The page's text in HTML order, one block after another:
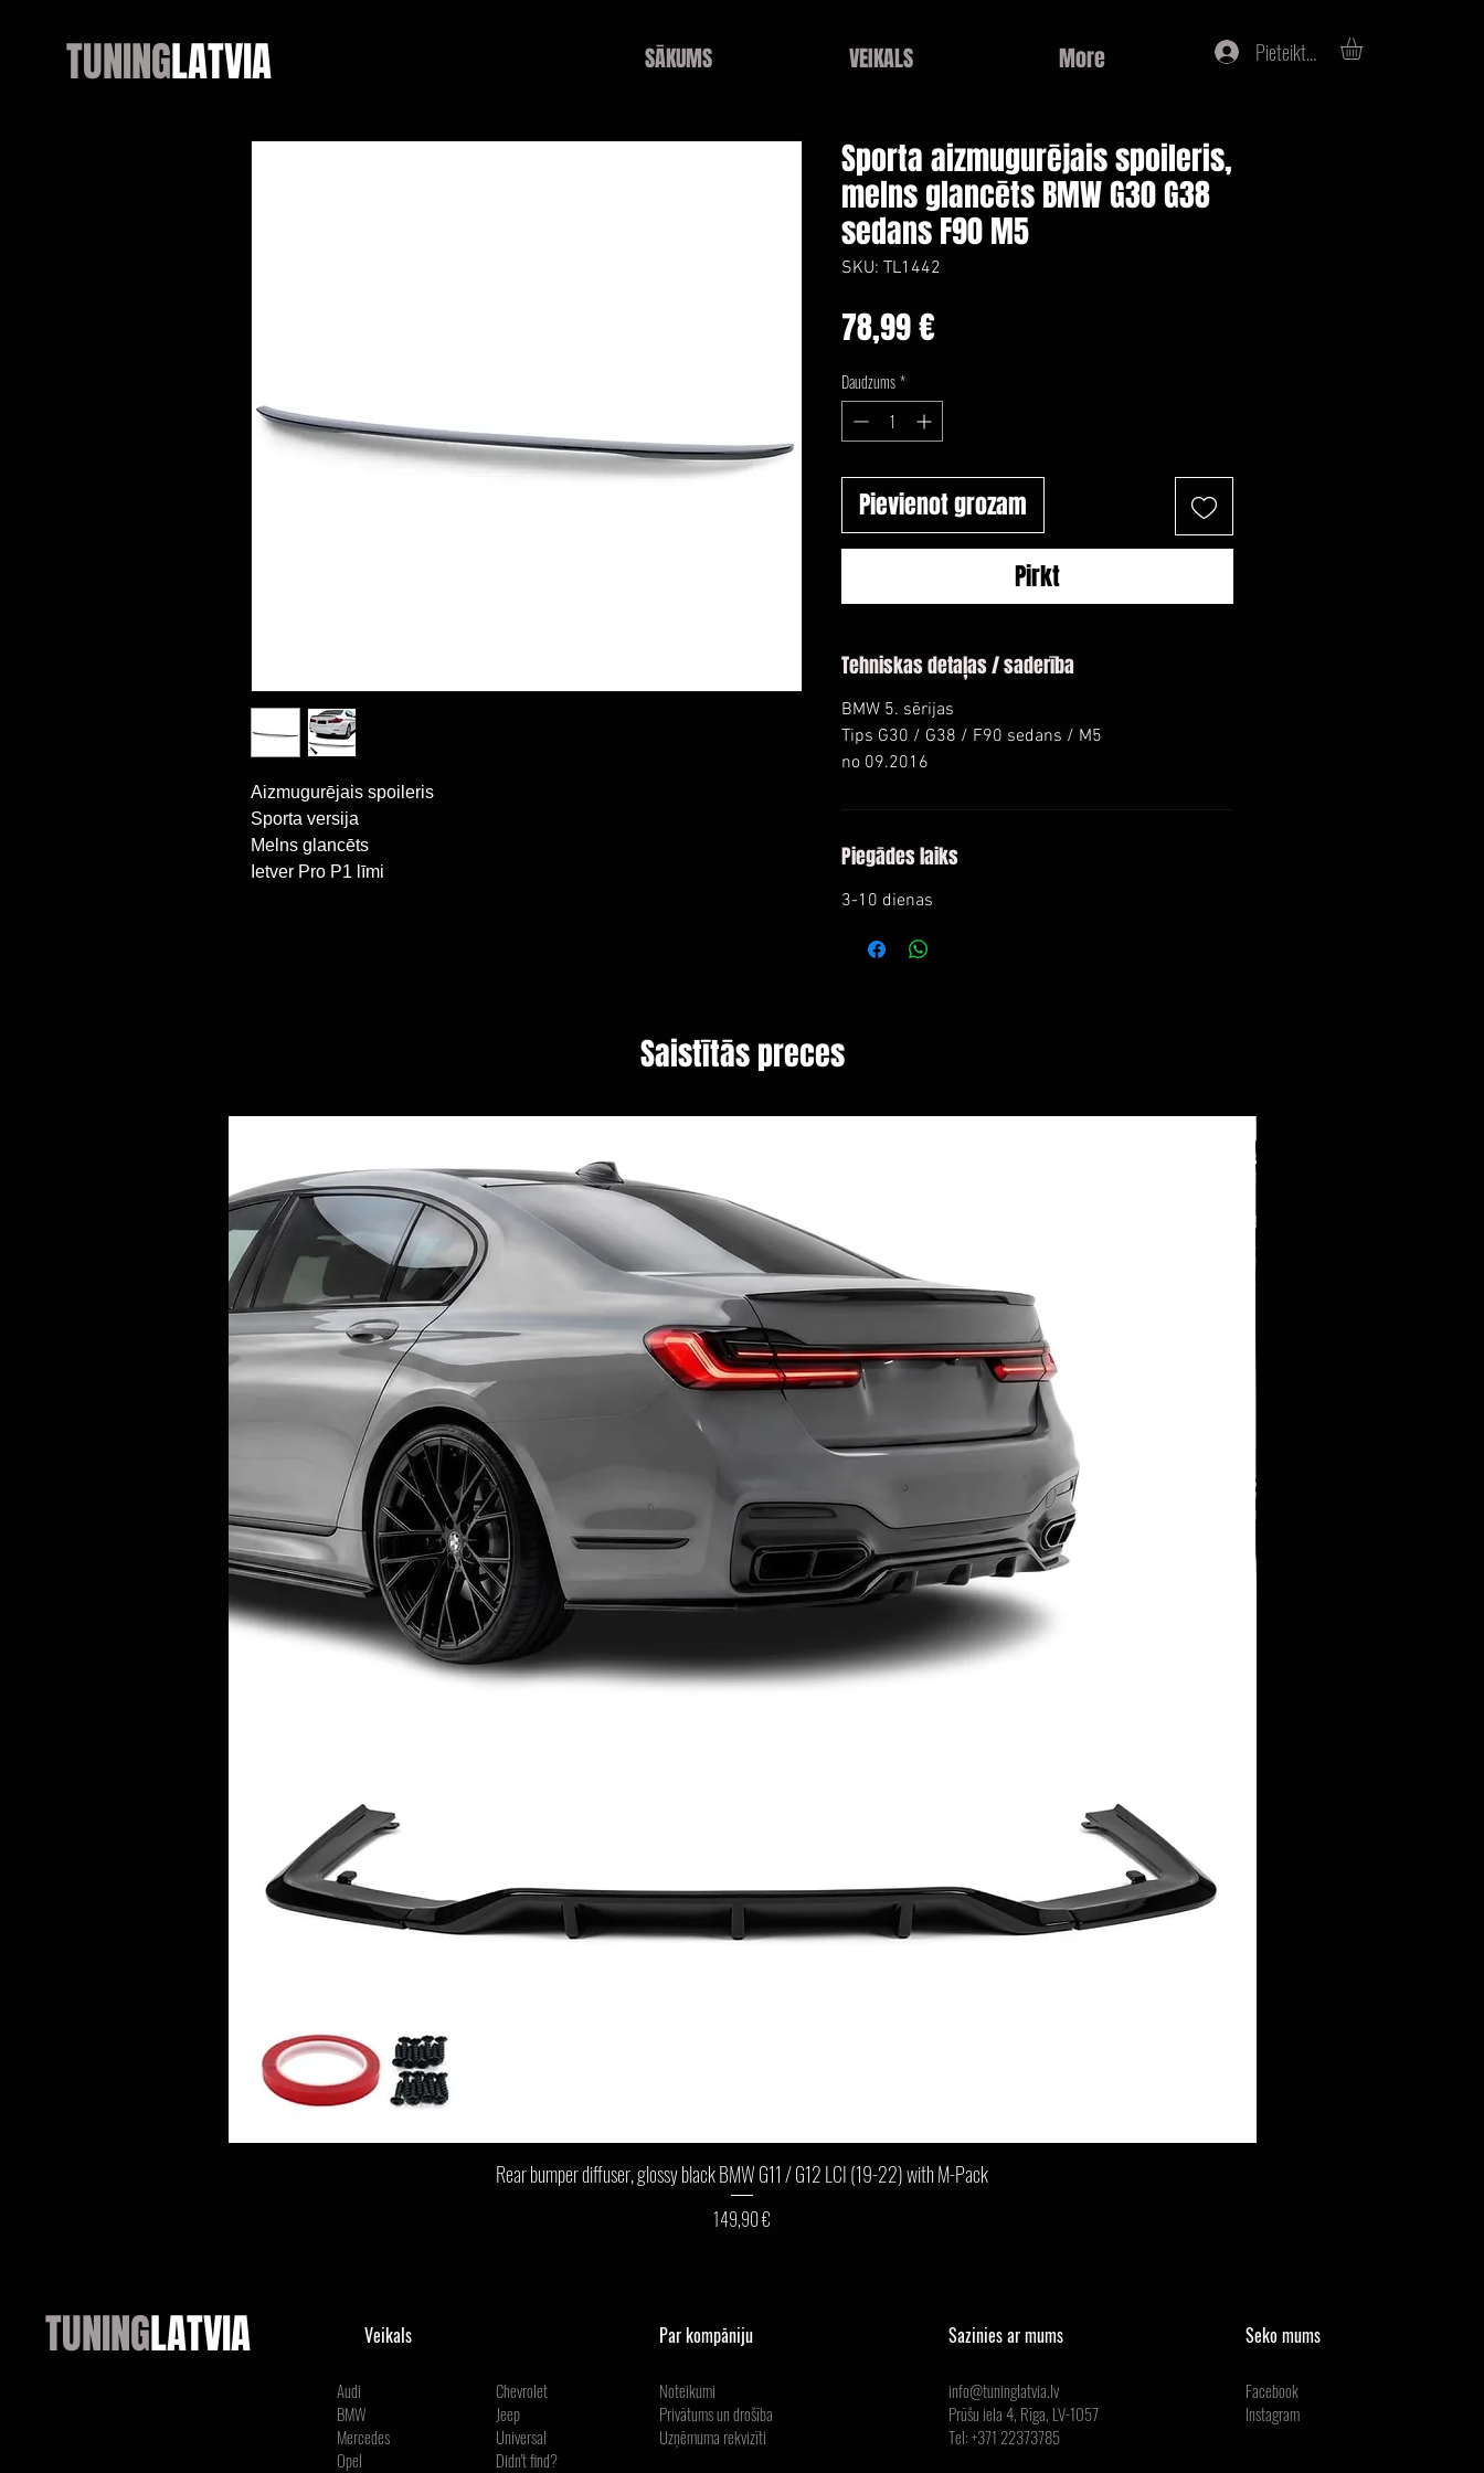
TUNINGLATVIA SĀKUMS VEIKALS More Pieteikties
Aizmugurējais spoileris
Sporta versija
Melns glancēts
Ietver Pro P1 līmi
Sporta aizmugurējais spoileris,
melns glancēts BMW G30 G38
sedans F90 M5
SKU: TL1442
78,99 €Cena
Daudzums*
Pievienot grozam
Pirkt
Tehniskas detaļas / saderība
BMW 5. sērijas
Tips G30 / G38 / F90 sedans / M5
no 09.2016
Piegādes laiks
3-10 dienas
Saistītās preces
Ātrais skats
Rear bumper diffuser, glossy black BMW G11 / G12 LCI (19-22) with M-Pack
Cena
149,90 €
TUNINGLATVIA Veikals
Audi
BMW
Mercedes
Opel
Chevrolet
Jeep
Universal
Didn't find?
Par kompāniju
Noteikumi
Privātums un drošība
Uzņēmuma rekvizīti
Sazinies ar mums
info@tuninglatvia.lv
Prūšu iela 4, Rīga, LV-1057
Tel: +371 22373785
Seko mums
Facebook
Instagram